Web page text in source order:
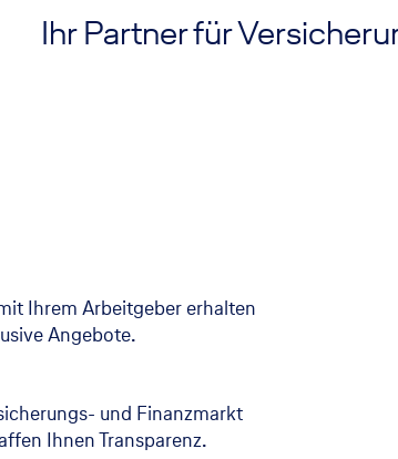
Ihr Partner für
Ihrem Arbeitgeber erhalten
Angebote.
und Finanzmarkt
Ihnen Transparenz.